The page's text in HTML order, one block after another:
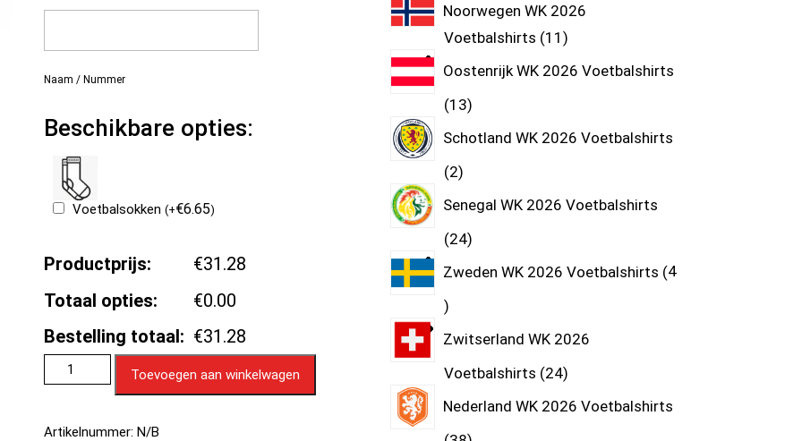
Naam / Nummer
Beschikbare opties:
Voetbalsokken (+€6.65)
Productprijs:
€31.28
Totaal opties:
€0.00
Bestelling totaal: €31.28
Toevoegen aan winkelwagen
Artikelnummer: N/B
Noorwegen WK 2026
Voetbalshirts 11
Oostenrijk WK 2026 Voetbalshirts
13
Schotland WK 2026 Voetbalshirts
2
Senegal WK 2026 Voetbalshirts
24
Zweden WK 2026 Voetbalshirts 4
Zwitserland WK 2026
Voetbalshirts 24
Nederland WK 2026 Voetbalshirts